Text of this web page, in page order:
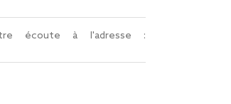
écoute à l'adresse :